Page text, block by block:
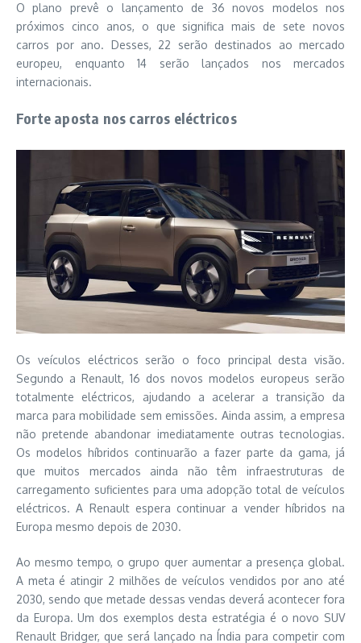
O plano prevê o lançamento de 36 novos modelos nos
próximos cinco anos, o que significa mais de sete novos
carros por ano. Desses, 22 serão destinados ao mercado
europeu, enquanto 14 serão lançados nos mercados
internacionais.
Forte aposta nos carros eléctricos
Os veículos eléctricos serão o foco principal desta visão.
Segundo a Renault, 16 dos novos modelos europeus serão
totalmente eléctricos, ajudando a acelerar a transição da
marca para mobilidade sem emissões. Ainda assim, a empresa
não pretende abandonar imediatamente outras tecnologias.
Os modelos híbridos continuarão a fazer parte da gama, já
que muitos mercados ainda não têm infraestruturas de
carregamento suficientes para uma adopção total de veículos
eléctricos. A Renault espera continuar a vender híbridos na
Europa mesmo depois de 2030.
Ao mesmo tempo, o grupo quer aumentar a presença global.
A meta é atingir 2 milhões de veículos vendidos por ano até
2030, sendo que metade dessas vendas deverá acontecer fora
da Europa. Um dos exemplos desta estratégia é o novo SUV
Renault Bridger, que será lançado na Índia para competir com